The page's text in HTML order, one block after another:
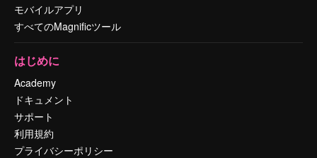
モバイルアプリ
すべてのMagnificツール
はじめに
Academy
ドキュメント
サポート
利用規約
プライバシーポリシー